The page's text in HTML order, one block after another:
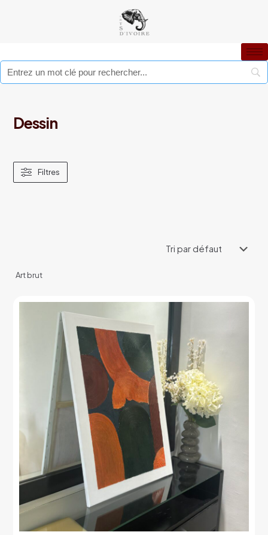
Dessin
Filtres
Art brut